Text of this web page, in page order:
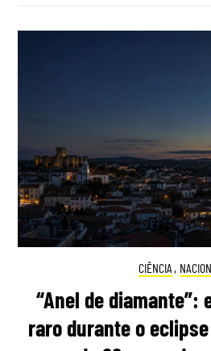
CIÊNCIA ,
“Anel de diamante”:
raro durante o